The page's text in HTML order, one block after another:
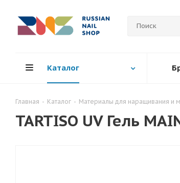
Каталог
Главная - Каталог - Материалы для наращивания и
TARTISO UV Гель